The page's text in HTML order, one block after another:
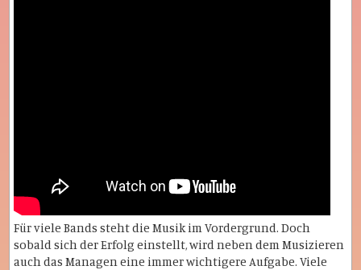
Für viele Bands steht die Musik im Vordergrund. Doch
sobald sich der Erfolg einstellt, wird neben dem Musizieren
auch das Managen eine immer wichtigere Aufgabe. Viele